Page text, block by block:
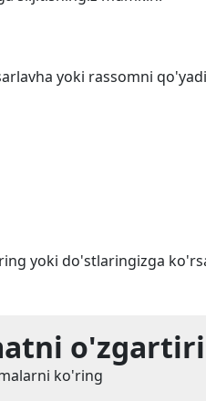
yoki rassomni
yoki do'stlaringizga
ko'ring